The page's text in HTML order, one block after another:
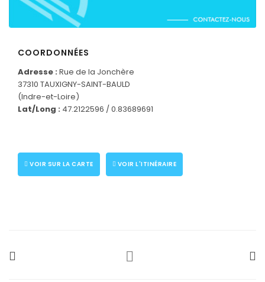
COORDONNÉES
Adresse : Rue de la Jonchère
37310 TAUXIGNY-SAINT-BAULD
(Indre-et-Loire)
Lat/Long : 47.2122596 / 0.83689691
VOIR SUR LA CARTE VOIR L'ITINÉRAIRE